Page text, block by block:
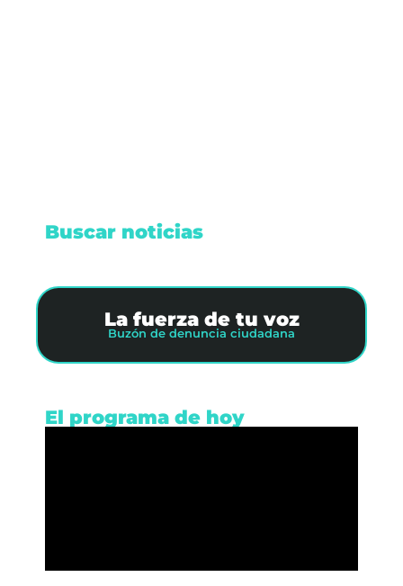
Buscar noticias
La fuerza de tu voz
Buzón de denuncia ciudadana
El programa de hoy